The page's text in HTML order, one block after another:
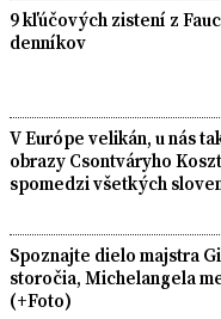
9 kľúčových zistení z
denníkov
V Európe velikán, u nás
obrazy Csontváryho
spomedzi všetkých
Spoznajte dielo majstra
storočia, Michelangela
(+Foto)